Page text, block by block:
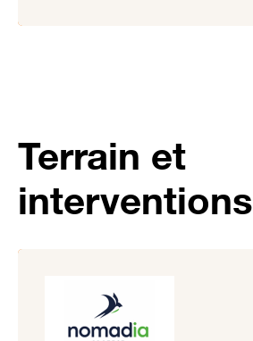
Terrain et
interventions